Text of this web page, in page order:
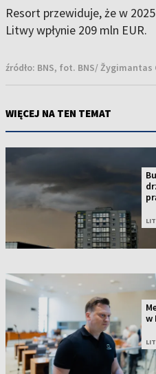
Resort przewiduje, że w
Litwy wpłynie 209 mln EUR.
źródło: BNS, fot. BNS/ Žygimantas
WIĘCEJ NA TEN TEMAT
w